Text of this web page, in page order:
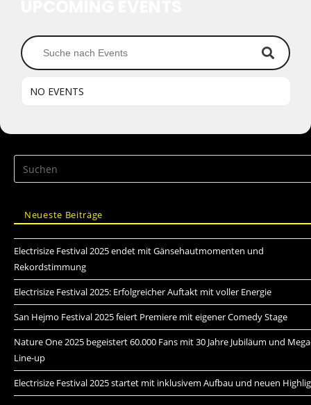
NO EVENTS
Neueste Beiträge
Electrisize Festival 2025 endet mit Gänsehautmomenten und
Rekordstimmung
Electrisize Festival 2025: Erfolgreicher Auftakt mit voller Energie
San Hejmo Festival 2025 feiert Premiere mit eigener Comedy Stage
Nature One 2025 begeistert 60.000 Fans mit 30 Jahre Jubiläum und
Line-up
Electrisize Festival 2025 startet mit inklusivem Aufbau und neuen